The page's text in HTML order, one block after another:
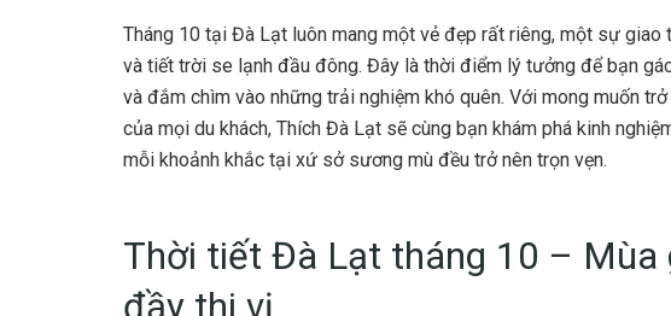
Tháng 10 tại Đà Lạt luôn mang một vẻ đẹp rất riêng, một sự giao
và tiết trời se lạnh đầu đông. Đây là thời điểm lý tưởng để bạn
và đắm chìm vào những trải nghiệm khó quên. Với mong muốn
của mọi du khách, Thích Đà Lạt sẽ cùng bạn khám phá kinh
mỗi khoảnh khắc tại xứ sở sương mù đều trở nên trọn vẹn.
Thời tiết Đà Lạt tháng 10 – Mùa
đầy thi vị